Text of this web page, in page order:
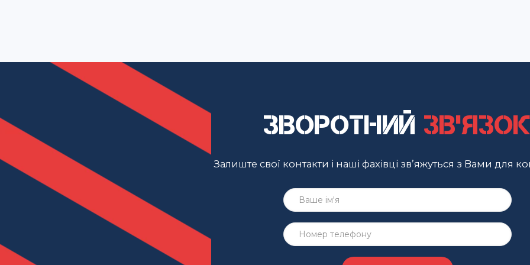
Зворотний зв'язок
Залиште свої контакти і наші фахівці зв’яжуться з Вами для